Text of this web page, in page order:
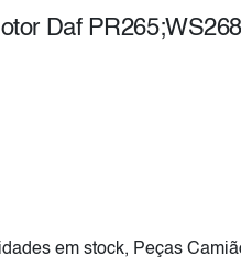
Daf PR265;WS268
em stock, Peças